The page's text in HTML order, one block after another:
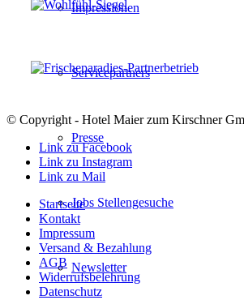
Impressionen
Servicepartners
Presse
Jobs Stellengesuche
Newsletter
© Copyright - Hotel Maier zum Kirschner
Link zu Facebook
Link zu Instagram
Link zu Mail
Startseite
Kontakt
Impressum
Versand & Bezahlung
AGB
Widerrufsbelehrung
Datenschutz